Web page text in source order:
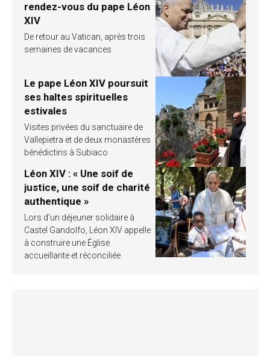
rendez-vous du pape Léon
XIV
De retour au Vatican, après trois
semaines de vacances
Le pape Léon XIV poursuit
ses haltes spirituelles
estivales
Visites privées du sanctuaire de
Vallepietra et de deux monastères
bénédictins à Subiaco
Léon XIV : « Une soif de
justice, une soif de charité
authentique »
Lors d’un déjeuner solidaire à
Castel Gandolfo, Léon XIV appelle
à construire une Église
accueillante et réconciliée